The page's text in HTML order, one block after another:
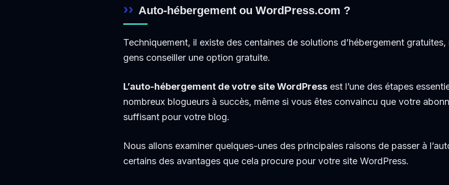
Auto-hébergement ou WordPress.com ?
Techniquement, il existe des centaines de solutions d’hébergement
gens conseiller une option gratuite.
L’auto-hébergement de votre site WordPress est l’une des étapes
nombreux blogueurs à succès, même si vous êtes convaincu que votre
suffisant pour votre blog.
Nous allons examiner quelques-unes des principales raisons de passer à
certains des avantages que cela procure pour votre site WordPress.